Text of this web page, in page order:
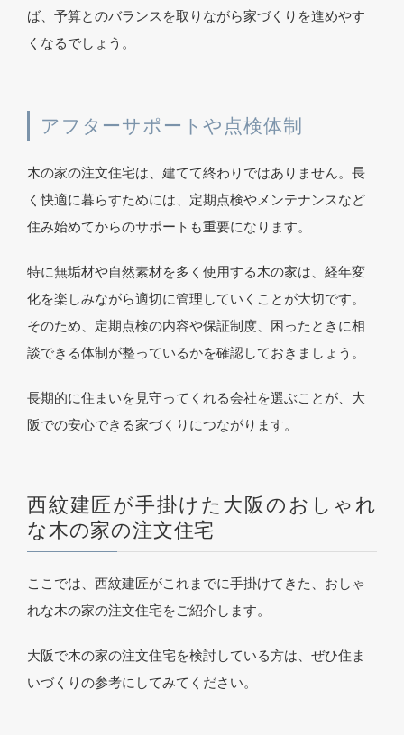
ば、予算とのバランスを取りながら家づくりを進めやす
くなるでしょう。
アフターサポートや点検体制
木の家の注文住宅は、建てて終わりではありません。長
く快適に暮らすためには、定期点検やメンテナンスなど
住み始めてからのサポートも重要になります。
特に無垢材や自然素材を多く使用する木の家は、経年変
化を楽しみながら適切に管理していくことが大切です。
そのため、定期点検の内容や保証制度、困ったときに相
談できる体制が整っているかを確認しておきましょう。
長期的に住まいを見守ってくれる会社を選ぶことが、大
阪での安心できる家づくりにつながります。
西紋建匠が手掛けた大阪のおしゃれ
な木の家の注文住宅
ここでは、西紋建匠がこれまでに手掛けてきた、おしゃ
れな木の家の注文住宅をご紹介します。
大阪で木の家の注文住宅を検討している方は、ぜひ住ま
いづくりの参考にしてみてください。